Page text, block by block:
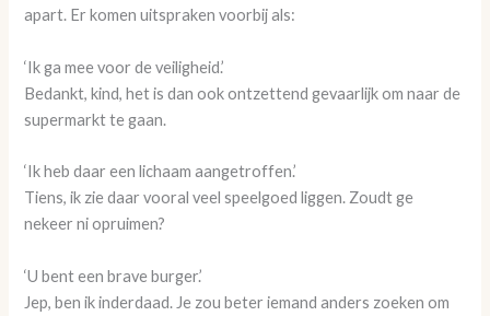
apart. Er komen uitspraken voorbij als:
‘Ik ga mee voor de veiligheid.’
Bedankt, kind, het is dan ook ontzettend gevaarlijk om naar de
supermarkt te gaan.
‘Ik heb daar een lichaam aangetroffen.’
Tiens, ik zie daar vooral veel speelgoed liggen. Zoudt ge
nekeer ni opruimen?
‘U bent een brave burger.’
Jep, ben ik inderdaad. Je zou beter iemand anders zoeken om